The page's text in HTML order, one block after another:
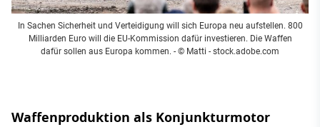
In Sachen Sicherheit und Verteidigung will sich Europa neu aufstellen. 800
Milliarden Euro will die EU-Kommission dafür investieren. Die Waffen
dafür sollen aus Europa kommen. - © Matti - stock.adobe.com
Waffenproduktion als Konjunkturmotor